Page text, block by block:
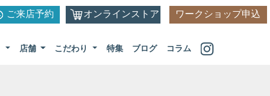
ご来店予約 オンラインストア ワークショップ申込
店舗 こだわり 特集 ブログ コラム